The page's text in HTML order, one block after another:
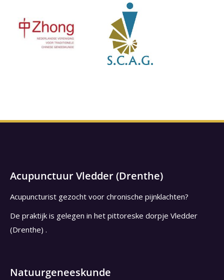
Acupunctuur Vledder (Drenthe)
Acupuncturist gezocht voor chronische pijnklachten?
De praktijk is gelegen in het pittoreske dorpje Vledder
(Drenthe) .
Natuurgeneeskunde